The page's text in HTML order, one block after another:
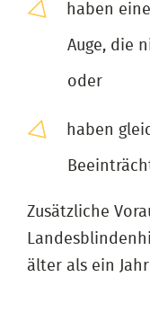
haben
Auge, die
oder
haben
Zusätzliche
älter als ein